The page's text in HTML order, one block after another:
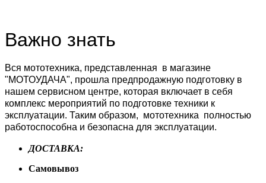
Важно знать
Вся мототехника, представленная в магазине
"МОТОУДАЧА", прошла предпродажную подготовку в
нашем сервисном центре, которая включает в себя
комплекс мероприятий по подготовке техники к
эксплуатации. Таким образом, мототехника полностью
работоспособна и безопасна для эксплуатации.
ДОСТАВКА:
Самовывоз